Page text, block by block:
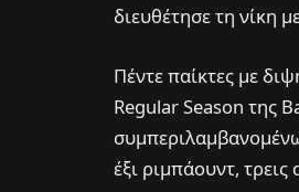
διευθέτησε τη νίκη
Πέντε παίκτες με
Regular Season της
έξι ριμπάουντ,